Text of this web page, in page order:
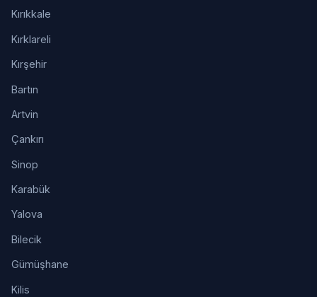
Kırıkkale
Kırklareli
Kırşehir
Bartın
Artvin
Çankırı
Sinop
Karabük
Yalova
Bilecik
Gümüşhane
Kilis